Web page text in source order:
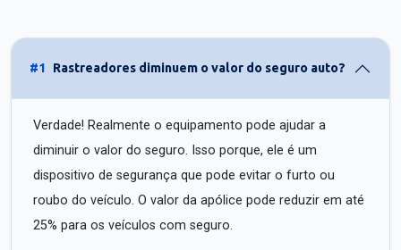
#1 Rastreadores diminuem o valor do seguro auto?
Verdade! Realmente o equipamento pode ajudar a
diminuir o valor do seguro. Isso porque, ele é um
dispositivo de segurança que pode evitar o furto ou
roubo do veículo. O valor da apólice pode reduzir em até
25% para os veículos com seguro.